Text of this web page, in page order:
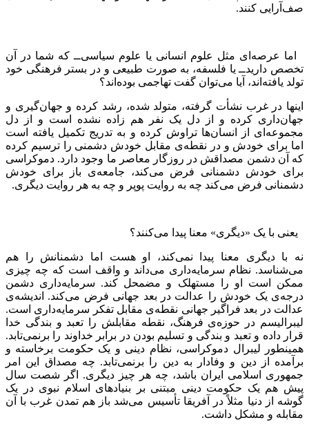
صف‌آرایی کنند.
اما عرصه‌ای مثل علوم انسانی یا علوم سیاسی‌ــ که شما در آن
تخصص دارید‌ــ یا فلسفه، به صورت طبیعی و در بستر فرهنگی خود
تولد یافته‌اند، آیا می‌توان گفت تهاجمی بوده‌اند؟
اینها در غرب نشأت گرفته، متولد شده، رشد کرده و جهان‌گیری و
جهان‌داری کرده و از دل یک نفر هم زاده نشده است و از دل
مجموعه‌ای از انسان‌ها تراوش کرده و به تدریج تکمیل یافته است
اما برای خودش و در نقطه‌ی مقابل خودش دشمنی را ترسیم کرده
که آن دشمن مصداقش در روزگار معاصر ما وجود دارد. دموکراسی
برای خودش دشمنانی فرض می‌کند، جامعه‌ی باز برای خودش
دشمنانی فرض می‌کند چه به روایت پوپر و چه به هر روایت دیگری.
یعنی با یک «دیگری» معنا پیدا می‌کنند؟
نه با دیگری معنا پیدا نمی‌کند، او هست اما دشمنانش را هم
می‌‌شناسد. نظام سرمایه‌داری می‌داند و واقف است که چه چیزی
ممکن است او را مستهلک و مضمحل کند. سرمایه‌داری دشمن
درجه‌ی یک خودش را عدالت در بعد جهانی فرض می‌کند. اندیشه‌ی
عدالت در بعد فراگیر جهانی نقطه‌ی مقابل تفکر سرمایه‌داری است.
لیبرالیسم در حوزه‌ی فرهنگ، نقطه مقابلش را تعبد و بندگی خدا
قرار داده و تعبد و بندگی و تسلیم بودن در برابر خداوند را برنمی‌تابد.
همینطور لیبرال دموکراسی، نظام دینی و یک حکومت برخاسته و
برآمده از دین و وفادار به دین را برنمی‌تابد. چه مصداق این امر
جمهوری اسلامی ایران باشد، چه هر چیز دیگری. اگر شصت سال
پیش هم یک حکومت دینی مبتنی بر بنیادهای اسلام نبوی در یک
گوشه از دنیا مثلاً در آفریقا تأسیس میشد باز هم تمدن غرب با آن
مقابله و مشکل داشت.